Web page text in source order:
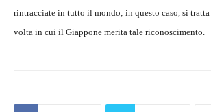
rintracciate in tutto il mondo; in questo caso, si
volta in cui il Giappone merita tale riconoscimento.